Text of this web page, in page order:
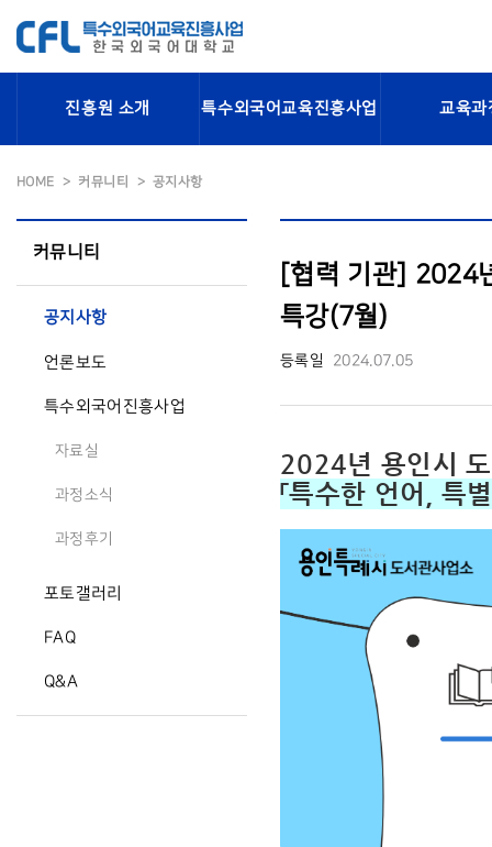
진흥원 소개 특수외국어교육진흥사업 교육과
HOME 커뮤니티 공지사항
커뮤니티
공지사항
언론보도
특수외국어진흥사업
자료실
과정소식
과정후기
포토갤러리
FAQ
Q&A
[협력 기관] 2024
특강(7월)
등록일 2024.07.05
2024년 용인시
「특수한 언어, 특